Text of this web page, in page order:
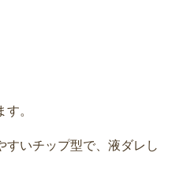
。
すいチップ型で、液ダレし